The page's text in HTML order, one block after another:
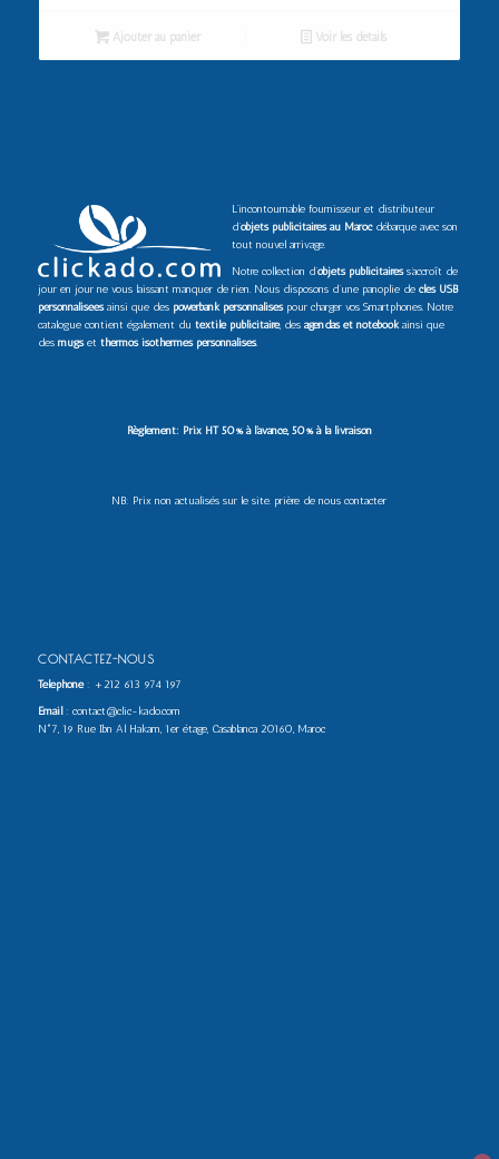
Ajouter au panier Voir les détails
L’incontournable fournisseur et distributeur
d’objets publicitaires au Marocdébarque avec son
tout nouvel arrivage.
Notre collection d’objets publicitairess’accroît de
jour en jour ne vous laissant manquer de rien. Nous disposons d’une panoplie de clés USB
personnaliséesainsi que des powerbank personnaliséspour charger vos Smartphones. Notre
catalogue contient également du textile publicitaire, des agendas et notebookainsi que
des mugset thermos isothermes personnalisés.
Règlement: Prix HT 50% à l’avance, 50% à la livraison
NB: Prix non actualisés sur le site. prière de nous contacter
CONTACTEZ-NOUS
Téléphone: +212 613 974 197
Email: contact@clic-kado.com
N°7, 19 Rue Ibn Al Hakam, 1er étage, Casablanca 20160, Maroc